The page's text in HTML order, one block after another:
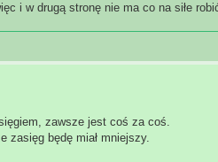
i w drugą stronę nie ma co na siłe
zawsze jest coś za coś.
zasięg będę miał mniejszy.